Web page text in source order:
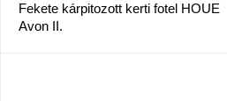
Fekete kárpitozott kerti fotel HOUE
Avon II.